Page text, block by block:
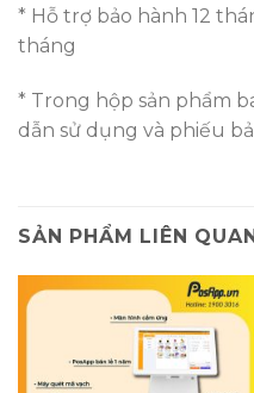
* Hỗ trợ bảo hành 12
tháng
* Trong hộp sản phẩm
dẫn sử dụng và phiếu
SẢN PHẨM LIÊN